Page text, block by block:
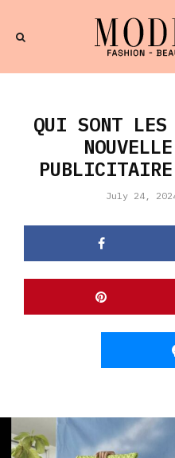
QUI SONT LES
July 24,